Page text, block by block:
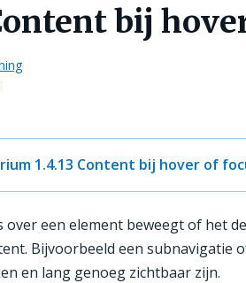
bij
1.4.13 Content bij hover of
over een element beweegt of het
Bijvoorbeeld een subnavigatie
en lang genoeg zichtbaar zijn.